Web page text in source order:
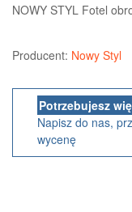
NOWY STYL Fotel
Producent: Nowy Styl
Potrzebujesz
Napisz do nas,
wycenę